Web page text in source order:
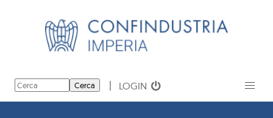
Cerca LOGIN